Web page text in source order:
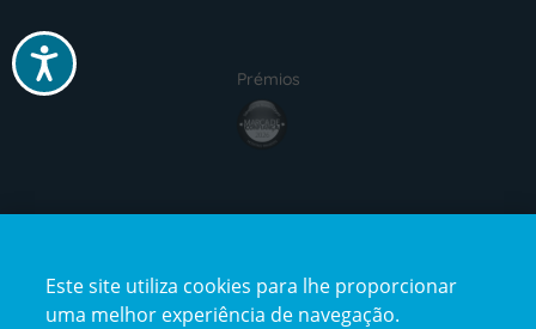
Acessibilidade
Prémios
award4
certification2certification3
Este site utiliza cookies para lhe proporcionar
uma melhor experiência de navegação.